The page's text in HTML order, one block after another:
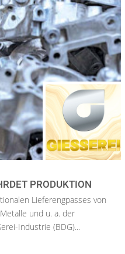
PRODUKTION
Lieferengpasses von
und u. a. der
Industrie (BDG)...